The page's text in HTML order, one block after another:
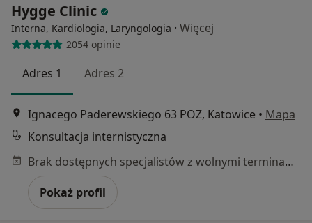
Hygge Clinic
Interna, Kardiologia, Laryngologia · Więcej
2054 opinie
Adres 1 Adres 2
Ignacego Paderewskiego 63 POZ, Katowice • Mapa
Konsultacja internistyczna
Brak dostępnych specjalistów z wolnymi terminami w tym centrum medycznym.
Pokaż profil